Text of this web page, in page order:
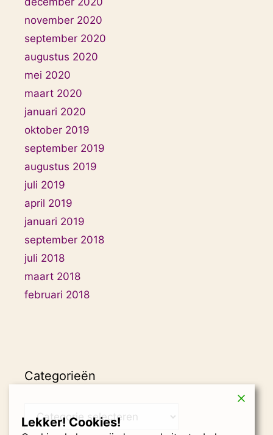
november 2020
september 2020
augustus 2020
mei 2020
maart 2020
januari 2020
oktober 2019
september 2019
augustus 2019
juli 2019
april 2019
januari 2019
september 2018
juli 2018
maart 2018
februari 2018
Categorieën
Lekker! Cookies!